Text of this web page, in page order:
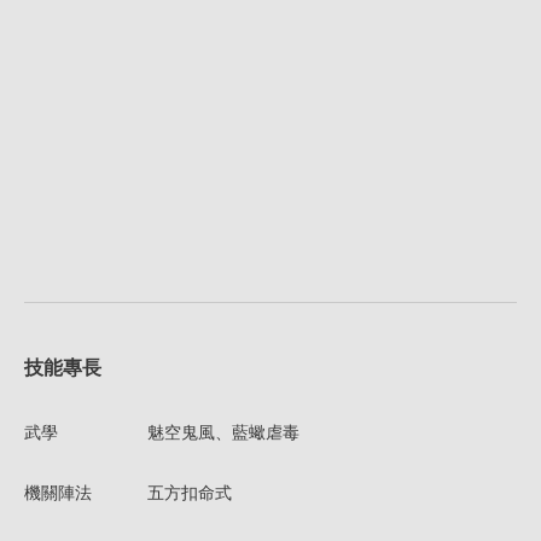
技能專長
武學 魅空鬼風、藍蠍虐毒
機關陣法 五方扣命式